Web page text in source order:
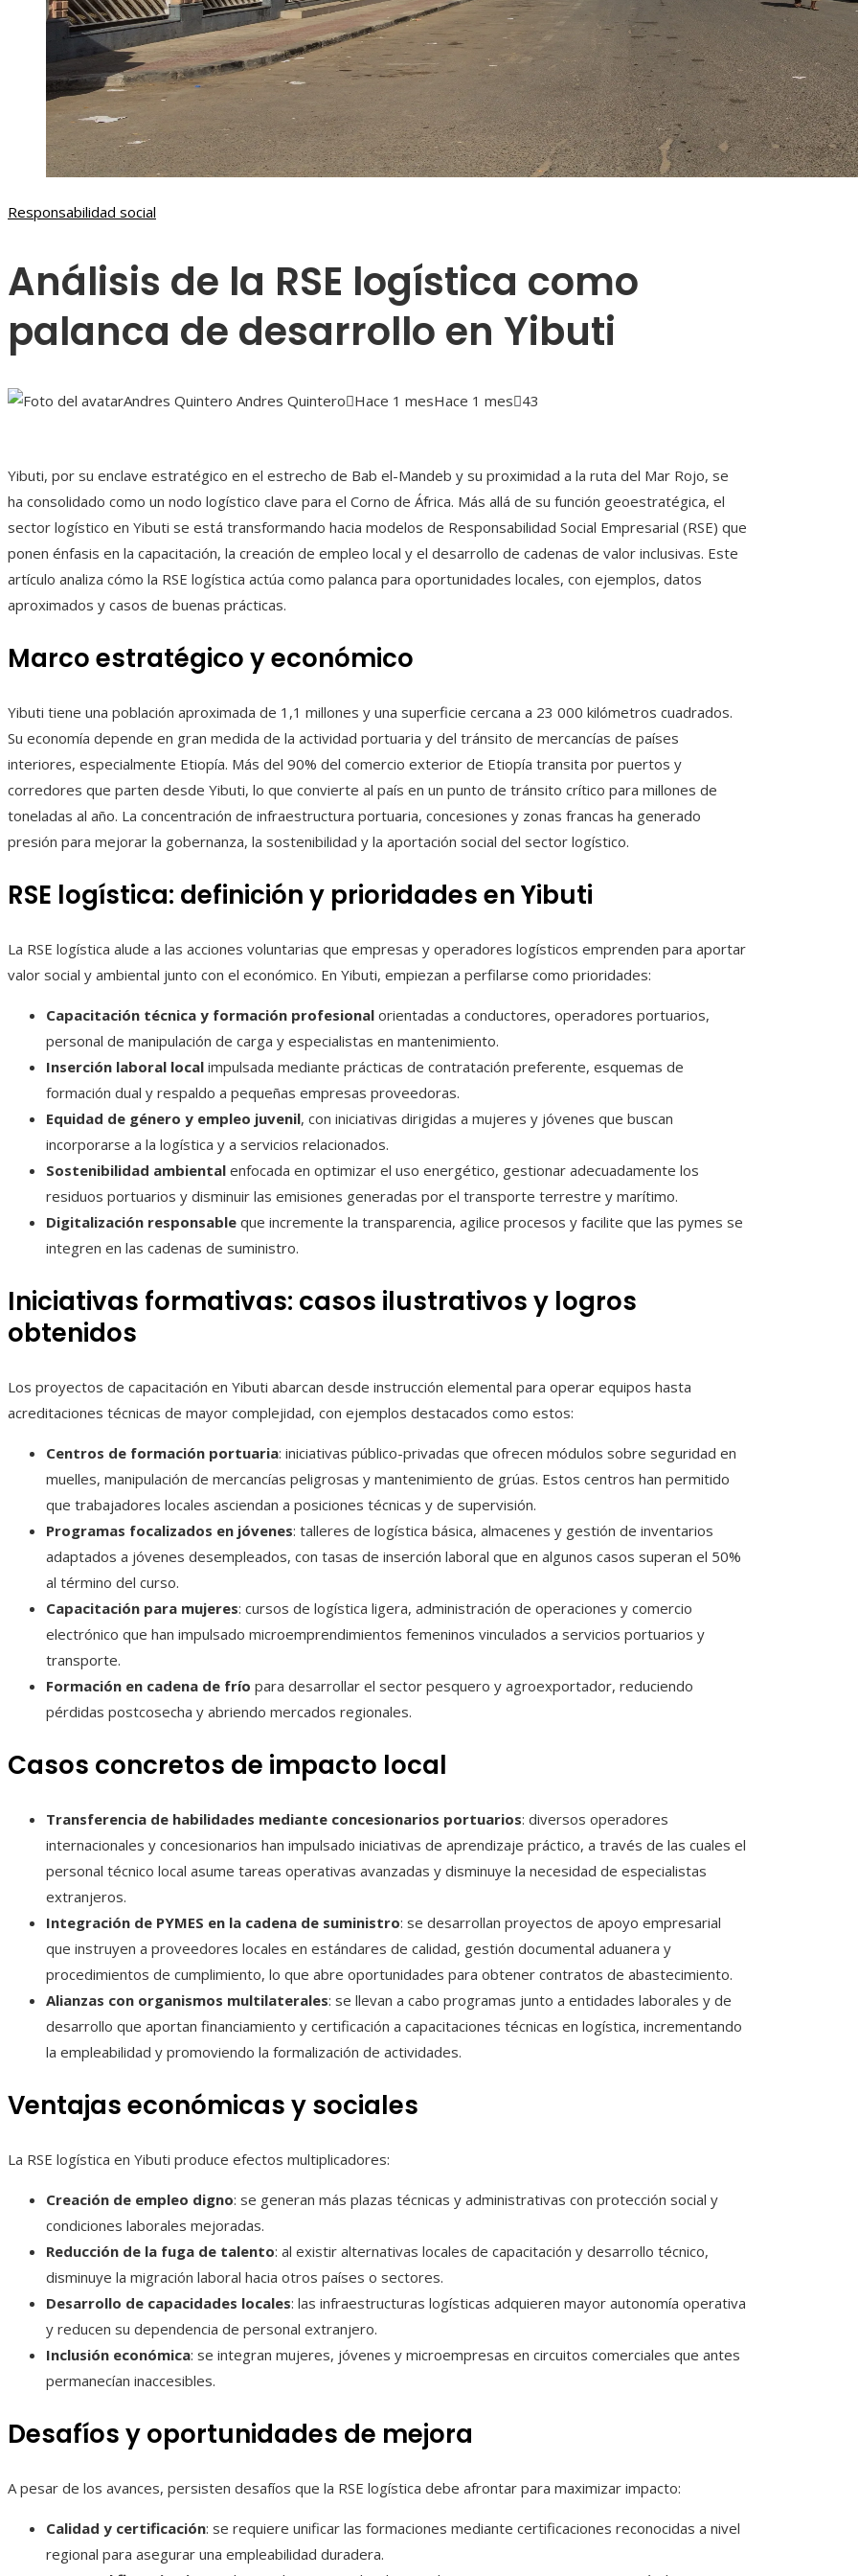
Responsabilidad social
Análisis de la RSE logística como
palanca de desarrollo en Yibuti
Andres Quintero Andres Quintero Hace 1 mesHace 1 mes 43
Yibuti, por su enclave estratégico en el estrecho de Bab el-Mandeb y su proximidad a la ruta del Mar Rojo, se
ha consolidado como un nodo logístico clave para el Corno de África. Más allá de su función geoestratégica, el
sector logístico en Yibuti se está transformando hacia modelos de Responsabilidad Social Empresarial (RSE) que
ponen énfasis en la capacitación, la creación de empleo local y el desarrollo de cadenas de valor inclusivas. Este
artículo analiza cómo la RSE logística actúa como palanca para oportunidades locales, con ejemplos, datos
aproximados y casos de buenas prácticas.
Marco estratégico y económico
Yibuti tiene una población aproximada de 1,1 millones y una superficie cercana a 23 000 kilómetros cuadrados.
Su economía depende en gran medida de la actividad portuaria y del tránsito de mercancías de países
interiores, especialmente Etiopía. Más del 90% del comercio exterior de Etiopía transita por puertos y
corredores que parten desde Yibuti, lo que convierte al país en un punto de tránsito crítico para millones de
toneladas al año. La concentración de infraestructura portuaria, concesiones y zonas francas ha generado
presión para mejorar la gobernanza, la sostenibilidad y la aportación social del sector logístico.
RSE logística: definición y prioridades en Yibuti
La RSE logística alude a las acciones voluntarias que empresas y operadores logísticos emprenden para aportar
valor social y ambiental junto con el económico. En Yibuti, empiezan a perfilarse como prioridades:
Capacitación técnica y formación profesional orientadas a conductores, operadores portuarios,
personal de manipulación de carga y especialistas en mantenimiento.
Inserción laboral local impulsada mediante prácticas de contratación preferente, esquemas de
formación dual y respaldo a pequeñas empresas proveedoras.
Equidad de género y empleo juvenil, con iniciativas dirigidas a mujeres y jóvenes que buscan
incorporarse a la logística y a servicios relacionados.
Sostenibilidad ambiental enfocada en optimizar el uso energético, gestionar adecuadamente los
residuos portuarios y disminuir las emisiones generadas por el transporte terrestre y marítimo.
Digitalización responsable que incremente la transparencia, agilice procesos y facilite que las pymes se
integren en las cadenas de suministro.
Iniciativas formativas: casos ilustrativos y logros
obtenidos
Los proyectos de capacitación en Yibuti abarcan desde instrucción elemental para operar equipos hasta
acreditaciones técnicas de mayor complejidad, con ejemplos destacados como estos:
Centros de formación portuaria: iniciativas público-privadas que ofrecen módulos sobre seguridad en
muelles, manipulación de mercancías peligrosas y mantenimiento de grúas. Estos centros han permitido
que trabajadores locales asciendan a posiciones técnicas y de supervisión.
Programas focalizados en jóvenes: talleres de logística básica, almacenes y gestión de inventarios
adaptados a jóvenes desempleados, con tasas de inserción laboral que en algunos casos superan el 50%
al término del curso.
Capacitación para mujeres: cursos de logística ligera, administración de operaciones y comercio
electrónico que han impulsado microemprendimientos femeninos vinculados a servicios portuarios y
transporte.
Formación en cadena de frío para desarrollar el sector pesquero y agroexportador, reduciendo
pérdidas postcosecha y abriendo mercados regionales.
Casos concretos de impacto local
Transferencia de habilidades mediante concesionarios portuarios: diversos operadores
internacionales y concesionarios han impulsado iniciativas de aprendizaje práctico, a través de las cuales el
personal técnico local asume tareas operativas avanzadas y disminuye la necesidad de especialistas
extranjeros.
Integración de PYMES en la cadena de suministro: se desarrollan proyectos de apoyo empresarial
que instruyen a proveedores locales en estándares de calidad, gestión documental aduanera y
procedimientos de cumplimiento, lo que abre oportunidades para obtener contratos de abastecimiento.
Alianzas con organismos multilaterales: se llevan a cabo programas junto a entidades laborales y de
desarrollo que aportan financiamiento y certificación a capacitaciones técnicas en logística, incrementando
la empleabilidad y promoviendo la formalización de actividades.
Ventajas económicas y sociales
La RSE logística en Yibuti produce efectos multiplicadores:
Creación de empleo digno: se generan más plazas técnicas y administrativas con protección social y
condiciones laborales mejoradas.
Reducción de la fuga de talento: al existir alternativas locales de capacitación y desarrollo técnico,
disminuye la migración laboral hacia otros países o sectores.
Desarrollo de capacidades locales: las infraestructuras logísticas adquieren mayor autonomía operativa
y reducen su dependencia de personal extranjero.
Inclusión económica: se integran mujeres, jóvenes y microempresas en circuitos comerciales que antes
permanecían inaccesibles.
Desafíos y oportunidades de mejora
A pesar de los avances, persisten desafíos que la RSE logística debe afrontar para maximizar impacto:
Calidad y certificación: se requiere unificar las formaciones mediante certificaciones reconocidas a nivel
regional para asegurar una empleabilidad duradera.